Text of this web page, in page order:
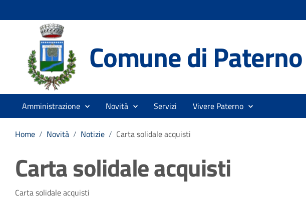
Comune di Paterno
Amministrazione Novità Servizi Vivere Paterno
Home / Novità / Notizie / Carta solidale acquisti
Carta solidale acquisti
Dettagli della notizia
Carta solidale acquisti